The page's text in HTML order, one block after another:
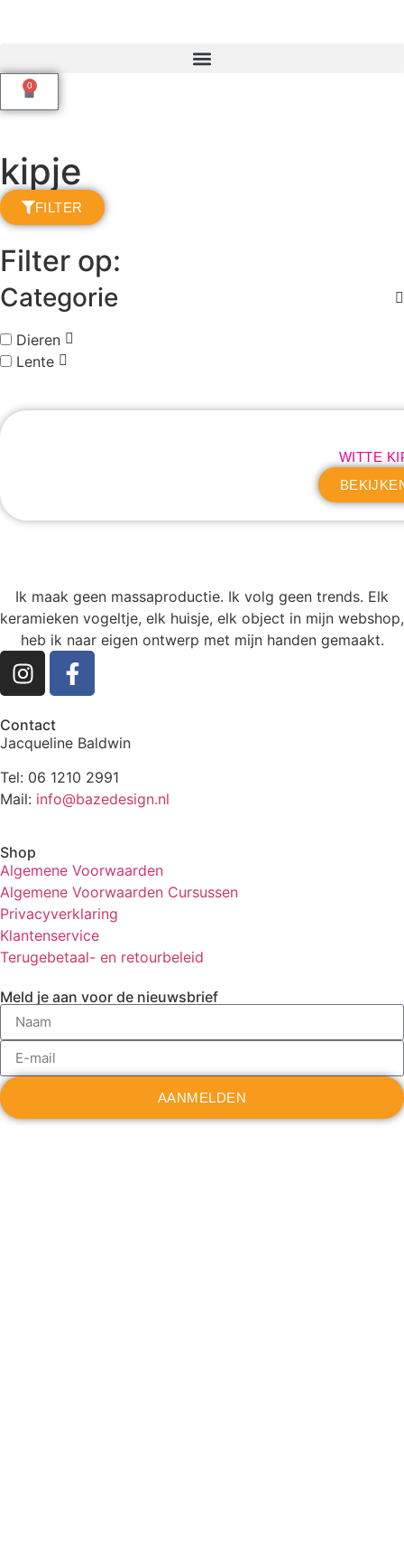
0
kipje
FILTER
Filter op:
Categorie
Dieren
Lente
WITTE
Ik maak geen massaproductie. Ik volg geen trends. Elk
keramieken vogeltje, elk huisje, elk object in mijn webshop,
heb ik naar eigen ontwerp met mijn handen gemaakt.
Contact
Jacqueline Baldwin
Tel: 06 1210 2991
Mail: info@bazedesign.nl
Shop
Algemene Voorwaarden
Algemene Voorwaarden Cursussen
Privacyverklaring
Klantenservice
Terugebetaal- en retourbeleid
Meld je aan voor de nieuwsbrief
AANMELDEN